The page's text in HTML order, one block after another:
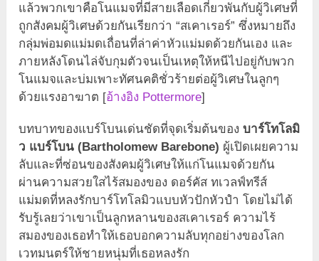
แล้วพวกเขาคือโนแมจที่มีสายเลือดเกี่ยวพันกับผู้วิเศษที่
ถูกสังคมผู้วิเศษด้วยกันเรียกว่า “สเคาเรอร์” ซึ่งหมายถึง
กลุ่มพ่อมดแม่มดเถื่อนที่ล่าค่าหัวแม่มดด้วยกันเอง และ
ภายหลังโดนไล่จับกุมตัวจนเป็นเหตุให้หนีไปอยู่กับพวก
โนแมจและบ่มเพาะทัศนคติชั่วร้ายต่อผู้วิเศษในลูกๆ
ด้วยแรงอาฆาต [อ้างอิง Pottermore]
บทบาทของแบร์โบนเด่นชัดที่จุดเริ่มต้นของ บาร์โทโลมิ
ว แบร์โบน (Bartholomew Barebone) ผู้เปิดเผยความ
ลับและที่ซ่อนของสังคมผู้วิเศษให้แก่โนแมจด้วยกัน
ผ่านความสวยใสไร้สมองของ ดอร์คัส ทเวลฟ์ทรีส์
แม่มดที่หลงรักบาร์โทโลมิวแบบหัวปักหัวปำ โดยไม่ได้
รับรู้เลยว่าเขาเป็นลูกหลานของสเคาเรอร์ ความไร้
สมองของเธอทำให้เธอบอกความลับทุกอย่างของโลก
เวทมนตร์ให้ชายหนุ่มที่เธอหลงรัก